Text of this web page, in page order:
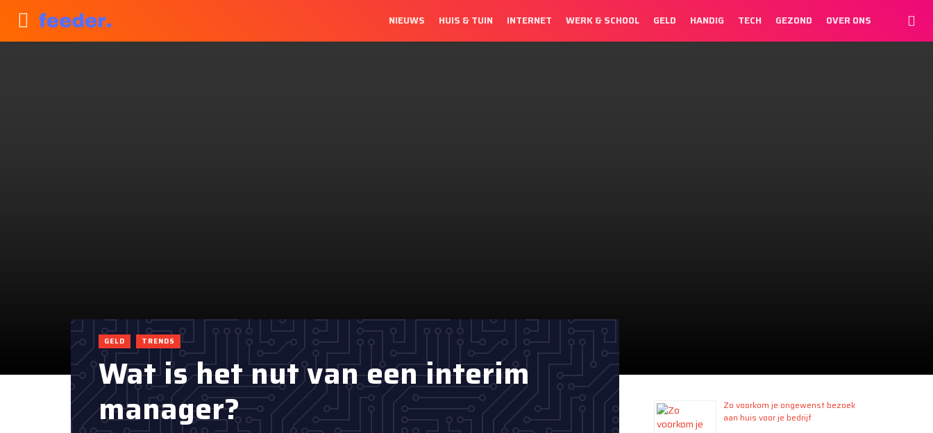
NIEUWS HUIS & TUIN INTERNET WERK & SCHOOL GELD HANDIG TECH GEZOND OVER ONS
GELD TRENDS
Wat is het nut van een interim
manager?
Zo voorkom je ongewenst bezoek
aan huis voor je bedrijf